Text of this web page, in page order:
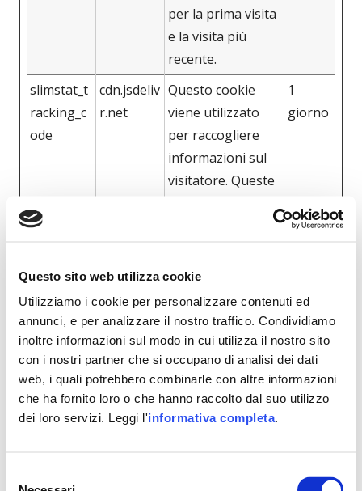
Questo sito web utilizza cookie
Utilizziamo i cookie per personalizzare contenuti ed
annunci, e per analizzare il nostro traffico. Condividiamo
inoltre informazioni sul modo in cui utilizza il nostro sito
con i nostri partner che si occupano di analisi dei dati
web, i quali potrebbero combinarle con altre informazioni
che ha fornito loro o che hanno raccolto dal suo utilizzo
dei loro servizi. Leggi l'informativa completa.
per la prima visita
e la visita più
recente.
slimstat_t
racking_c
ode
cdn.jsdeliv
r.net
Questo cookie
viene utilizzato
per raccogliere
informazioni sul
visitatore. Queste
interni presso
l’operatore del
sito; le analisi
statistiche interne
vengono utilizzate
dai siti per
ottimizzare i
1
giorno